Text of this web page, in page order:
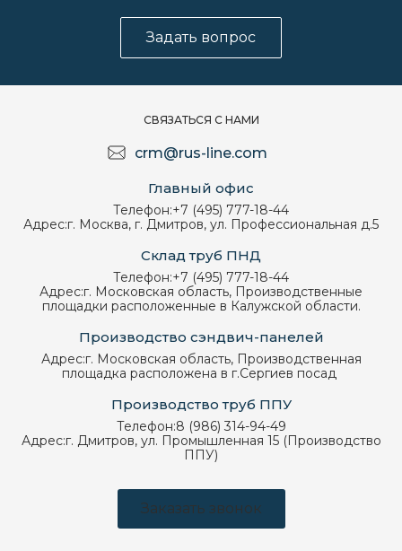
Задать вопрос
СВЯЗАТЬСЯ С НАМИ
crm@rus-line.com
Главный офис
Телефон:+7 (495) 777-18-44
Адрес:г. Москва, г. Дмитров, ул. Профессиональная д.5
Склад труб ПНД
Телефон:+7 (495) 777-18-44
Адрес:г. Московская область, Производственные
площадки расположенные в Калужской области.
Производство сэндвич-панелей
Адрес:г. Московская область, Производственная
площадка расположена в г.Сергиев посад
Производство труб ППУ
Телефон:8 (986) 314-94-49
Адрес:г. Дмитров, ул. Промышленная 15 (Производство
ППУ)
Заказать звонок